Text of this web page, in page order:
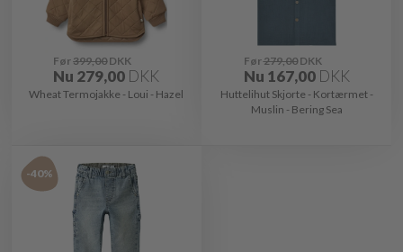
Før399,00DKK
Nu 279,00 DKK
Wheat Termojakke - Loui - Hazel
Før279,00DKK
Nu 167,00 DKK
Huttelihut Skjorte - Kortærmet -
Muslin - Bering Sea
-40%